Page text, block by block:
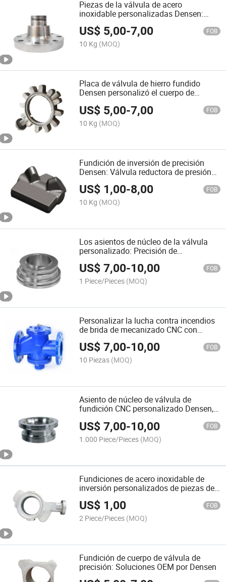
Piezas de la válvula de acero
inoxidable personalizadas Densen:
Forja de precisión
US$ 5,00-7,00 FOB
10 Kg (MOQ)
Placa de válvula de hierro fundido
Densen personalizó el cuerpo de
válvula de China
US$ 5,00-7,00 FOB
10 Kg (MOQ)
Fundición de inversión de precisión
Densen: Válvula reductora de presión
personalizada
US$ 1,00-8,00 FOB
10 Kg (MOQ)
Los asientos de núcleo de la válvula
personalizado: Precisión de
mecanizado CNC para diversas
aplicaciones
US$7,00-10,00 FOB
1 Piece/Pieces (MOQ)
Personalizar la lucha contra incendios
de brida de mecanizado CNC con
válvula de compuerta de placa redonda
US$7,00-10,00 FOB
10 Piezas (MOQ)
Asiento de núcleo de válvula de
fundición CNC personalizado Densen,
de cobalto
US$7,00-10,00 FOB
1.000 Piece/Pieces (MOQ)
Fundiciones de acero inoxidable de
inversión personalizados de piezas de
válvula de mariposa
US$ 1,00 FOB
2 Piece/Pieces (MOQ)
Fundición de cuerpo de válvula de
precisión: Soluciones OEM por Densen